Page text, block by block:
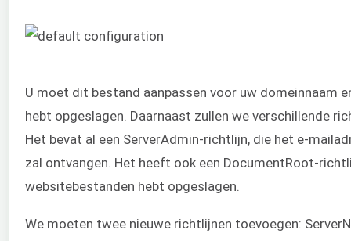
U moet dit bestand aanpassen voor uw domeinnaam
hebt opgeslagen. Daarnaast zullen we verschillende
Het bevat al een ServerAdmin-richtlijn, die het e-
zal ontvangen. Het heeft ook een DocumentRoot-
websitebestanden hebt opgeslagen.
We moeten twee nieuwe richtlijnen toevoegen: